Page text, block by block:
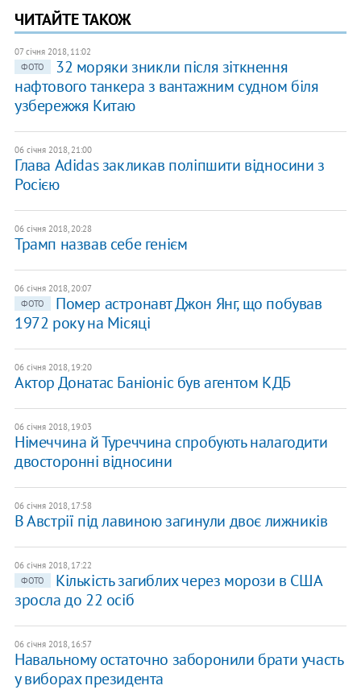
ЧИТАЙТЕ ТАКОЖ
07 січня 2018, 11:02
ФОТО
32 моряки зникли після зіткнення
нафтового танкера з вантажним судном біля
узбережжя Китаю
06 січня 2018, 21:00
Глава Adidas закликав поліпшити відносини з
Росією
06 січня 2018, 20:28
Трамп назвав себе генієм
06 січня 2018, 20:07
ФОТО
Помер астронавт Джон Янг, що побував
1972 року на Місяці
06 січня 2018, 19:20
Актор Донатас Баніоніс був агентом КДБ
06 січня 2018, 19:03
Німеччина й Туреччина спробують налагодити
двосторонні відносини
06 січня 2018, 17:58
В Австрії під лавиною загинули двоє лижників
06 січня 2018, 17:22
ФОТО
Кількість загиблих через морози в США
зросла до 22 осіб
06 січня 2018, 16:57
Навальному остаточно заборонили брати участь
у виборах президента